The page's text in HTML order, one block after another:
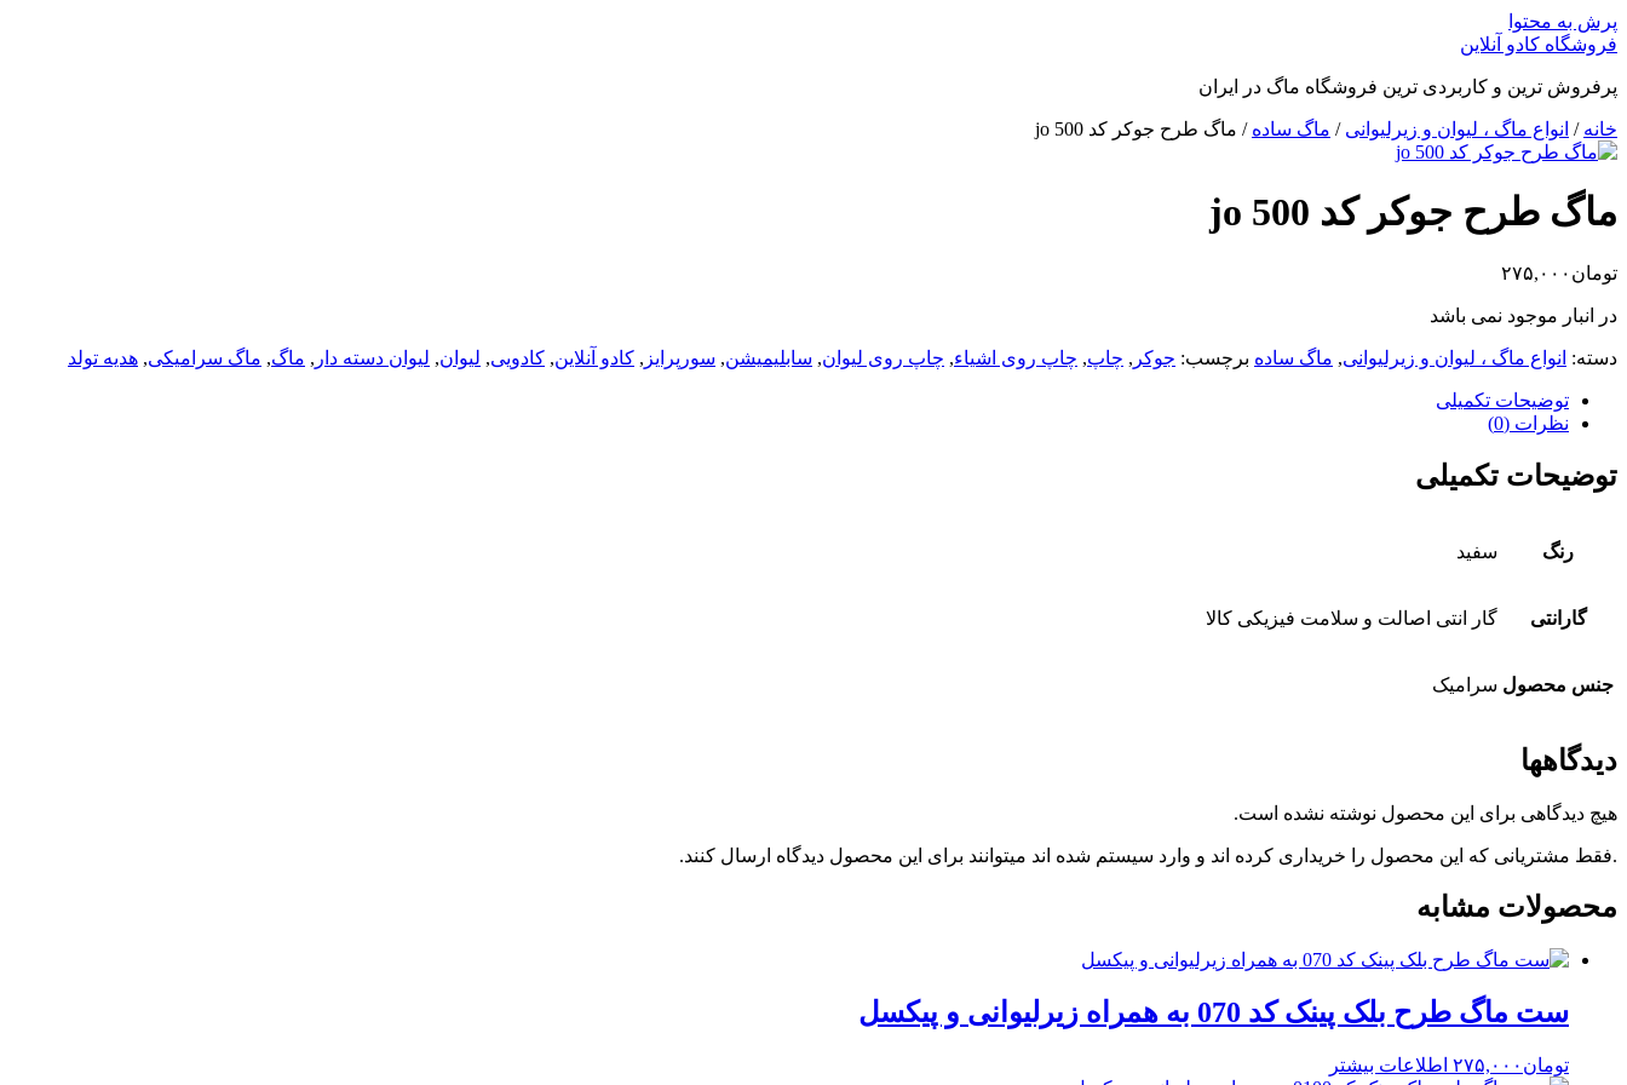
پرش به محتوا
فروشگاه کادو آنلاین
پرفروش ترین و کاربردی ترین فروشگاه ماگ در ایران
خانه / انواع ماگ ، لیوان و زیرلیوانی / ماگ ساده / ماگ طرح جوکر کد jo 500
ماگ طرح جوکر کد jo 500
تومان ۲۷۵,۰۰۰
در انبار موجود نمی باشد
دسته: انواع ماگ ، لیوان و زیرلیوانی, ماگ ساده برچسب: جوکر , چاپ, چاپ روی اشیاء, چاپ روی لیوان, سابلیمیشن, سورپرایز , کادو آنلاین, کادویی, لیوان, لیوان دسته دار , ماگ, ماگ سرامیکی, هدیه تولد
توضیحات تکمیلی
نظرات (0)
توضیحات تکمیلی
رنگ سفید
گارانتی گار انتی اصالت و سلامت فیزیکی کالا
جنس محصول سرامیک
دیدگاهها
هیچ دیدگاهی برای این محصول نوشته نشده است.
.فقط مشتریانی که این محصول را خریداری کرده اند و وارد سیستم شده اند میتوانند برای این محصول دیدگاه ارسال کنند.
محصولات مشابه
ست ماگ طرح بلک پینک کد 070 به همراه زیرلیوانی و پیکسل
تومان ۲۷۵,۰۰۰ اطلاعات بیشتر